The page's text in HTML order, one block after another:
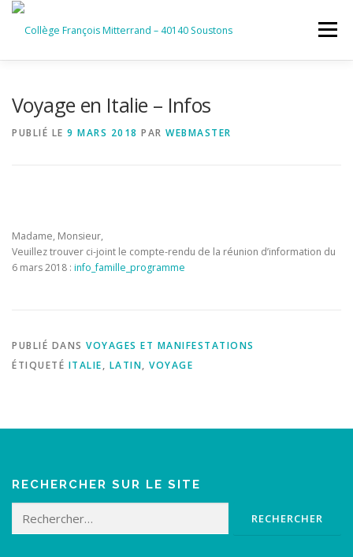
Aller
contenu
Menu
Voyage en Italie – Infos
PUBLIÉ LE 9 MARS 2018 PAR WEBMASTER
Madame, Monsieur,
Veuillez trouver ci-joint le compte-rendu de la réunion d’information du
6 mars 2018 : info_famille_programme
PUBLIÉ DANS VOYAGES ET MANIFESTATIONS
ÉTIQUETÉ ITALIE, LATIN, VOYAGE
RECHERCHER SUR LE SITE
Rechercher :